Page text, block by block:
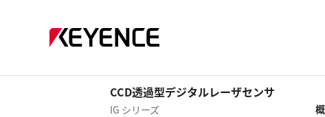
CCD透過型デジタルレーザセンサ
IG シリーズ